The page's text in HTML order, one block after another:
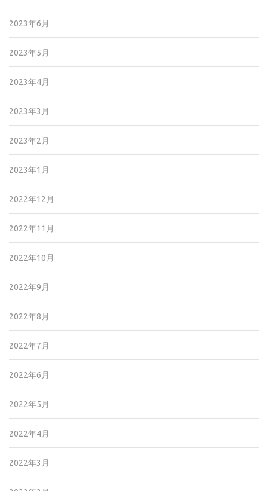
2023年6月
2023年5月
2023年4月
2023年3月
2023年2月
2023年1月
2022年12月
2022年11月
2022年10月
2022年9月
2022年8月
2022年7月
2022年6月
2022年5月
2022年4月
2022年3月